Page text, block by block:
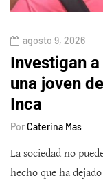
agosto 9, 2026
Investigan
una joven
Inca
PorCaterina Mas
La sociedad no
hecho que ha